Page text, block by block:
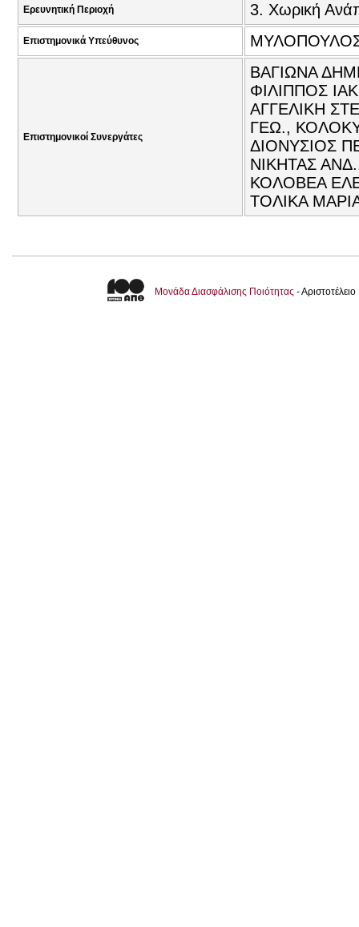
Ερευνητική Περιοχή 3. Χωρική
Επιστημονικά Υπεύθυνος
Επιστημονικοί Συνεργάτες
ΒΑΓΙΩΝΑ
ΦΙΛΙΠΠΟΣ
ΑΓΓΕΛΙΚΗ
ΓΕΩ.,
ΔΙΟΝΥΣΙΟΣ
ΝΙΚΗΤΑΣ
ΚΟΛΟΒΕΑ
ΤΟΛΙΚΑ
Μονάδα Διασφάλισης Ποιότητας -